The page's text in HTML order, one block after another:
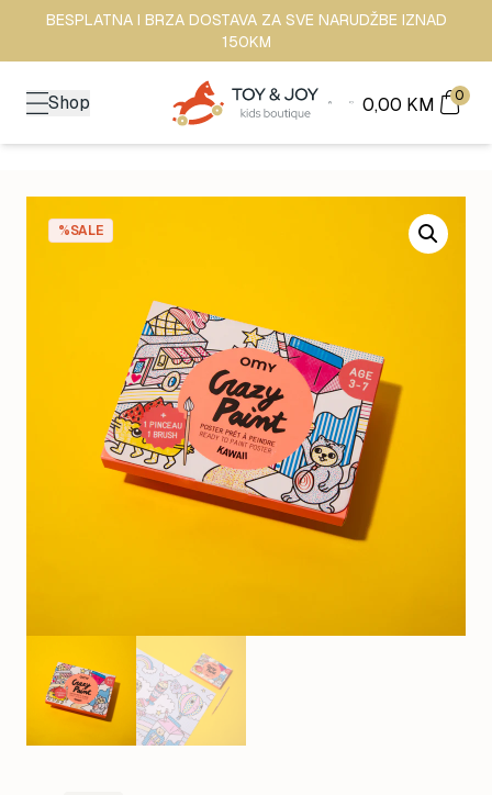
BESPLATNA I BRZA DOSTAVA ZA SVE NARUDŽBE IZNAD
150KM
Shop 0,00 KM 0
%SALE